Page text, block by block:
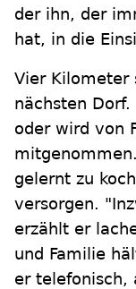
der ihn, der
hat, in die
Vier Kilometer
nächsten
oder wird von
gelernt zu
versorgen.
erzählt er
und Familie
er telefonisch,